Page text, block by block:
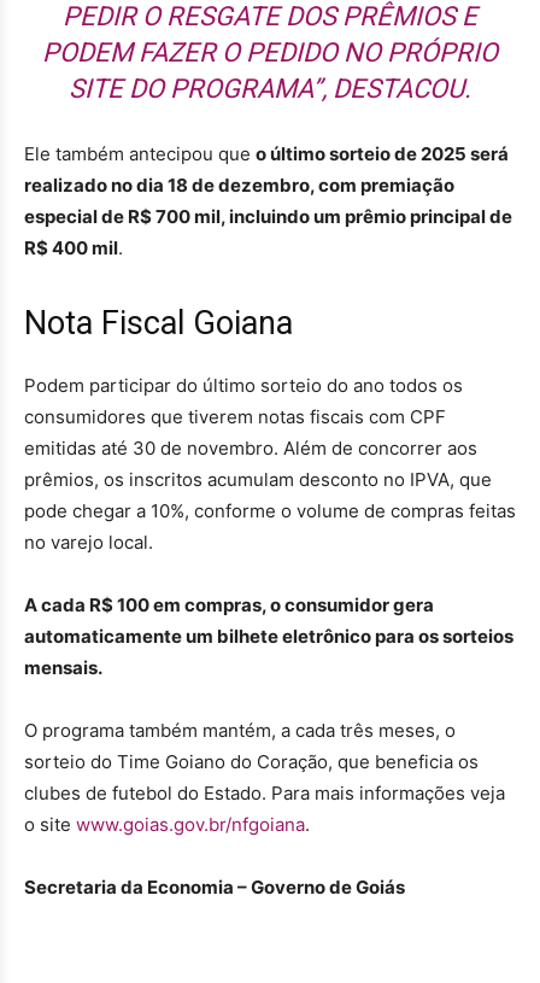
PEDIR O RESGATE DOS PRÊMIOS E
PODEM FAZER O PEDIDO NO PRÓPRIO
SITE DO PROGRAMA”, DESTACOU.
Ele também antecipou que o último sorteio de 2025 será
realizado no dia 18 de dezembro, com premiação
especial de R$ 700 mil, incluindo um prêmio principal de
R$ 400 mil.
Nota Fiscal Goiana
Podem participar do último sorteio do ano todos os
consumidores que tiverem notas fiscais com CPF
emitidas até 30 de novembro. Além de concorrer aos
prêmios, os inscritos acumulam desconto no IPVA, que
pode chegar a 10%, conforme o volume de compras feitas
no varejo local.
A cada R$ 100 em compras, o consumidor gera
automaticamente um bilhete eletrônico para os sorteios
mensais.
O programa também mantém, a cada três meses, o
sorteio do Time Goiano do Coração, que beneficia os
clubes de futebol do Estado. Para mais informações veja
o site www.goias.gov.br/nfgoiana.
Secretaria da Economia – Governo de Goiás